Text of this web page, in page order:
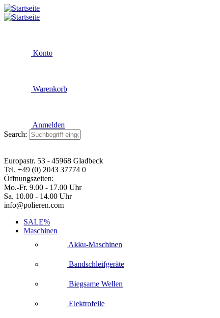
Konto
Warenkorb
Anmelden
Search:
Europastr. 53 - 45968 Gladbeck
Tel. +49 (0) 2043 37774 0
Öffnungszeiten:
Mo.-Fr. 9.00 - 17.00 Uhr
Sa. 10.00 - 14.00 Uhr
info@polieren.com
SALE%
Maschinen
Akku-Maschinen
Bandschleifgeräte
Biegsame Wellen
Elektrofeile